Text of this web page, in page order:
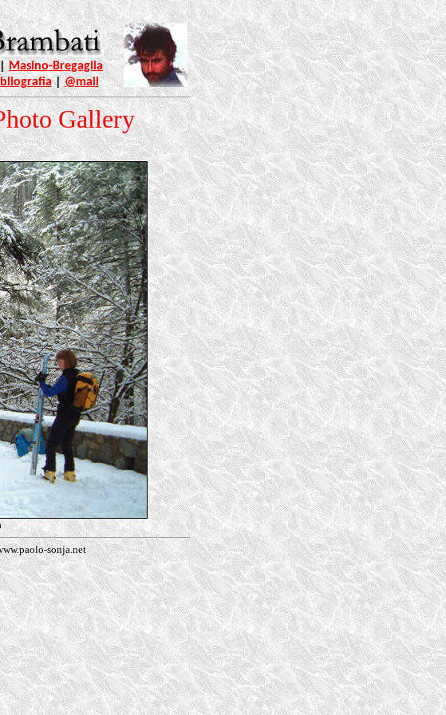
|Masino-Bregaglia
|@mail
Gallery
sonja.net